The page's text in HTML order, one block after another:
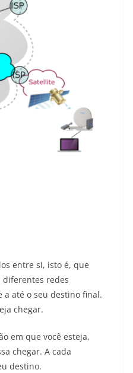
entre si, isto é, que
diferentes redes
até o seu destino final.
chegar.
em que você esteja,
chegar. A cada
destino.